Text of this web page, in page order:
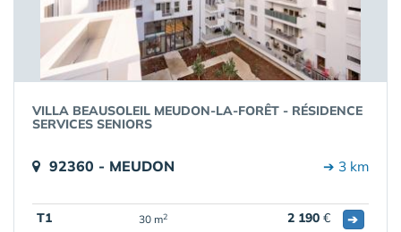
VILLA BEAUSOLEIL MEUDON-LA-FORÊT - RÉSIDENCE
SERVICES SENIORS
92360 - MEUDON ➔ 3 km
T1 30 m2 2 190 € ➔